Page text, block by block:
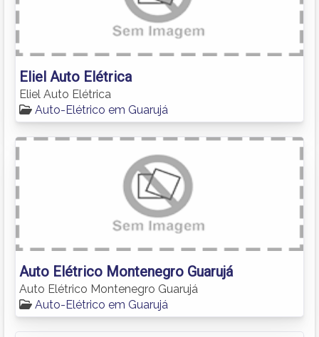
Eliel Auto Elétrica
Eliel Auto Elétrica
Auto-Elétrico em Guarujá
Auto Elétrico Montenegro Guarujá
Auto Elétrico Montenegro Guarujá
Auto-Elétrico em Guarujá